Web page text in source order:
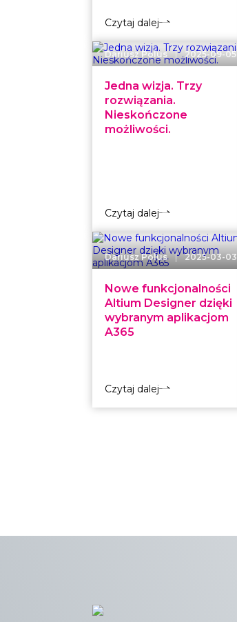
Czytaj dalej
Dariusz Polus | 2025-09-05
Jedna wizja. Trzy
rozwiązania.
Nieskończone
możliwości.
Czytaj dalej
Dariusz Polus | 2025-03-03
Nowe funkcjonalności
Altium Designer dzięki
wybranym aplikacjom
A365
Czytaj dalej